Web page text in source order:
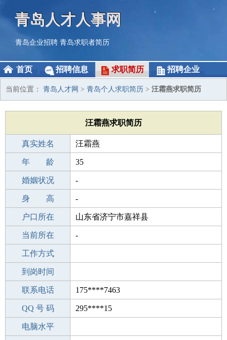
青岛人才人事网
青岛企业招聘 青岛求职者简历
首页 招聘信息 求职简历 招聘企业
当前位置： 青岛人才网 > 青岛个人求职简历 > 汪霜燕求职简历
汪霜燕求职简历
真实姓名 汪霜燕
性 别 女
年 龄 35
出生年月 1991-04-16
婚姻状况 -
学 历 高中
身 高 -
毕业学校 宁南县高级中学
户口所在 山东省济宁市嘉祥县
所学专业 -
当前所在 -
工作经验
工作方式
驾 照
到岗时间
期望月薪
联系电话 175****7463
手机号码 175****7463
QQ 号 码 295****15
微信号码
电脑水平